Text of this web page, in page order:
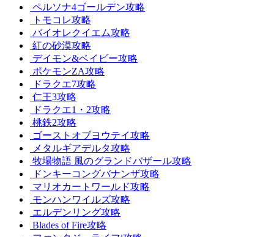
ペルソナ4ゴールデン攻略
トモコレ攻略
バイオレクイエム攻略
紅の砂漠攻略
デイモン&ベイビー攻略
ポケモンZA攻略
ドラクエ7攻略
仁王3攻略
ドラクエ1・2攻略
桃鉄2攻略
ゴーストオブヨウテイ攻略
メタルギアデルタ攻略
牧場物語 風のグランドバザール攻略
ドンキーコングバナンザ攻略
マリオカートワールド攻略
モンハンワイルズ攻略
エルデンリング攻略
Blades of Fire攻略